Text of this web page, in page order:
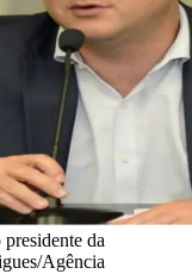
da
Agência